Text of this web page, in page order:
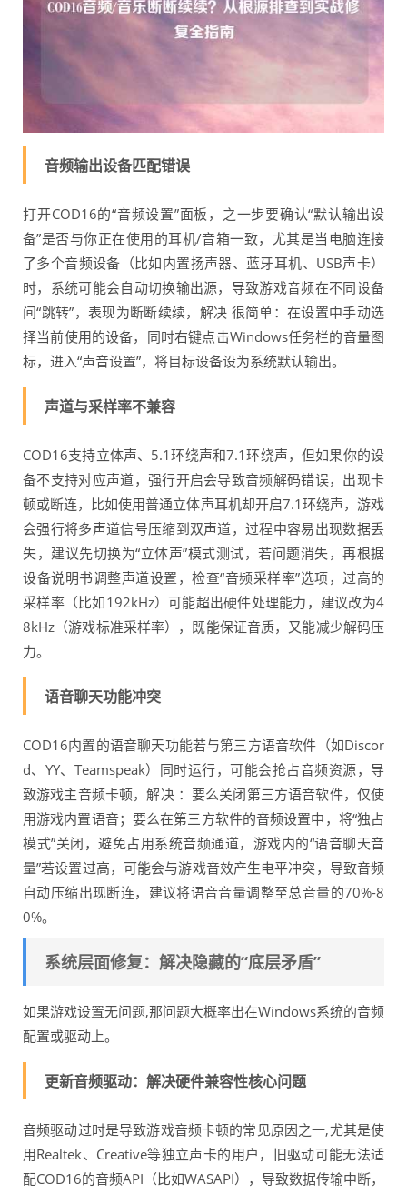
音频输出设备匹配错误
打开COD16的“音频设置”面板，之一步要确认“默认输出设
备”是否与你正在使用的耳机/音箱一致，尤其是当电脑连接
了多个音频设备（比如内置扬声器、蓝牙耳机、USB声卡）
时，系统可能会自动切换输出源，导致游戏音频在不同设备
间“跳转”，表现为断断续续，解决 很简单：在设置中手动选
择当前使用的设备，同时右键点击Windows任务栏的音量图
标，进入“声音设置”，将目标设备设为系统默认输出。
声道与采样率不兼容
COD16支持立体声、5.1环绕声和7.1环绕声，但如果你的设
备不支持对应声道，强行开启会导致音频解码错误，出现卡
顿或断连，比如使用普通立体声耳机却开启7.1环绕声，游戏
会强行将多声道信号压缩到双声道，过程中容易出现数据丢
失，建议先切换为“立体声”模式测试，若问题消失，再根据
设备说明书调整声道设置，检查“音频采样率”选项，过高的
采样率（比如192kHz）可能超出硬件处理能力，建议改为4
8kHz（游戏标准采样率），既能保证音质，又能减少解码压
力。
语音聊天功能冲突
COD16内置的语音聊天功能若与第三方语音软件（如Discor
d、YY、Teamspeak）同时运行，可能会抢占音频资源，导
致游戏主音频卡顿，解决 ：要么关闭第三方语音软件，仅使
用游戏内置语音；要么在第三方软件的音频设置中，将“独占
模式”关闭，避免占用系统音频通道，游戏内的“语音聊天音
量”若设置过高，可能会与游戏音效产生电平冲突，导致音频
自动压缩出现断连，建议将语音音量调整至总音量的70%-8
0%。
系统层面修复：解决隐藏的“底层矛盾”
如果游戏设置无问题,那问题大概率出在Windows系统的音频
配置或驱动上。
更新音频驱动：解决硬件兼容性核心问题
音频驱动过时是导致游戏音频卡顿的常见原因之一,尤其是使
用Realtek、Creative等独立声卡的用户，旧驱动可能无法适
配COD16的音频API（比如WASAPI），导致数据传输中断，